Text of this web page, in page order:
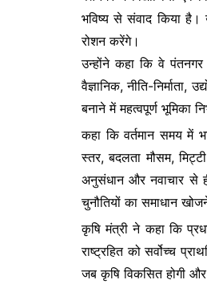
भविष्य से संवाद किया है।
रोशन करेंगे।
उन्होंने कहा कि वे
वैज्ञानिक, नीति-
बनाने में महत्वपूर्ण भूमिका
कहा कि वर्तमान समय में
स्तर, बदलता मौसम,
अनुसंधान और नवाचार से
चुनौतियों का समाधान
कृषि मंत्री ने कहा कि
राष्ट्रहित को सर्वोच्च
जब कृषि विकसित होगी